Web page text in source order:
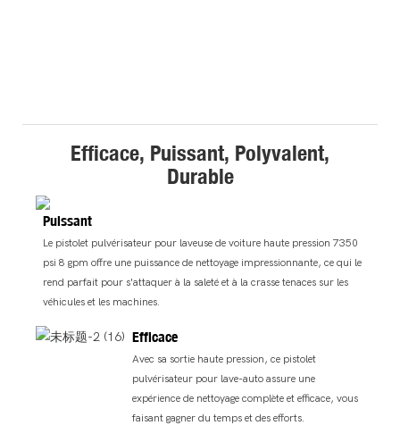
Efficace, Puissant, Polyvalent,
Durable
Puissant
Le pistolet pulvérisateur pour laveuse de voiture haute pression 7350
psi 8 gpm offre une puissance de nettoyage impressionnante, ce qui le
rend parfait pour s'attaquer à la saleté et à la crasse tenaces sur les
véhicules et les machines.
Efficace
Avec sa sortie haute pression, ce pistolet
pulvérisateur pour lave-auto assure une
expérience de nettoyage complète et efficace, vous
faisant gagner du temps et des efforts.